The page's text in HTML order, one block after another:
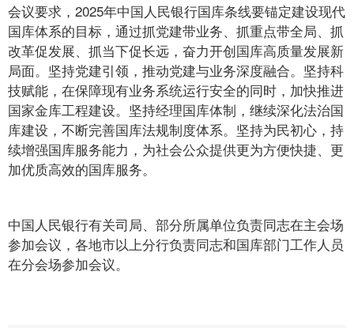
会议要求，2025年中国人民银行国库条线要锚定建设现代
国库体系的目标，通过抓党建带业务、抓重点带全局、抓
改革促发展、抓当下促长远，奋力开创国库高质量发展新
局面。坚持党建引领，推动党建与业务深度融合。坚持科
技赋能，在保障现有业务系统运行安全的同时，加快推进
国家金库工程建设。坚持经理国库体制，继续深化法治国
库建设，不断完善国库法规制度体系。坚持为民初心，持
续增强国库服务能力，为社会公众提供更为方便快捷、更
加优质高效的国库服务。
中国人民银行有关司局、部分所属单位负责同志在主会场
参加会议，各地市以上分行负责同志和国库部门工作人员
在分会场参加会议。